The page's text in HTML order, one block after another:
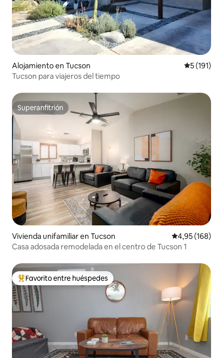
Alojamiento en Tucson
5 (191)
Tucson para viajeros del tiempo
Superanfitrión
Superanfitrión
Vivienda unifamiliar en Tucson Calificación
4,95 (168)
Casa adosada remodelada en el centro de Tucson 1
Favorito entre los huéspedes más destacados
Favorito entre huéspedes